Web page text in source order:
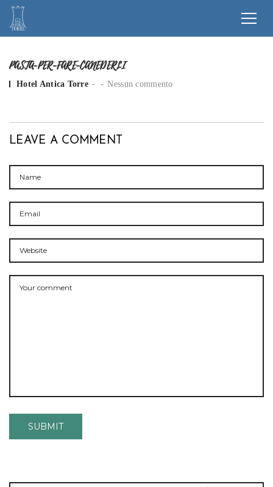
PASTA-PER-FARE-CANEDERLI
Posted by
Hotel Antica Torre Nessun commento
LEAVE A COMMENT